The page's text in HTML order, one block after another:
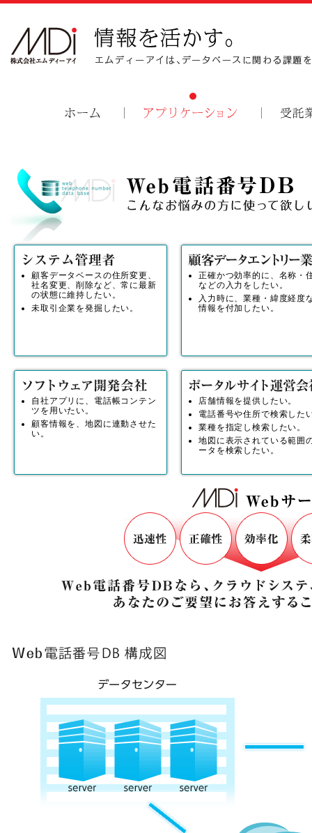
顧客データベースの住所変更、
社名変更、削除など、常に最新
の状態に維持したい。
未取引企業を発掘したい。
正確かつ効率的に、名称・
などの入力をしたい。
入力時に、業種・緯度経度
情報を付加したい。
自社アプリに、電話帳コンテン
ツを用いたい。
顧客情報を、地図に連動させた
い。
店舗情報を提供したい。
電話番号や住所で検索した
業種を指定し検索したい。
地図に表示されている範囲
ータを検索したい。